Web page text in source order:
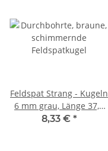
Feldspat Strang - Kugeln
6 mm grau, Länge 37,5
cm /5303
8,33 € *